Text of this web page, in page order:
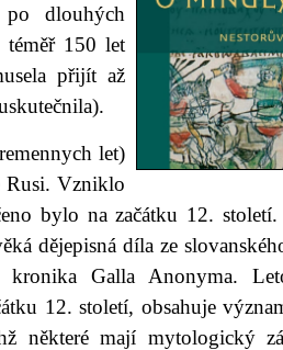
dlouhých
téměř 150 let
přijít až
let)
Rusi. Vzniklo
bylo na začátku 12. století.
dějepisná díla ze
Galla Anonyma.
12. století, obsahuje
některé mají mytologický